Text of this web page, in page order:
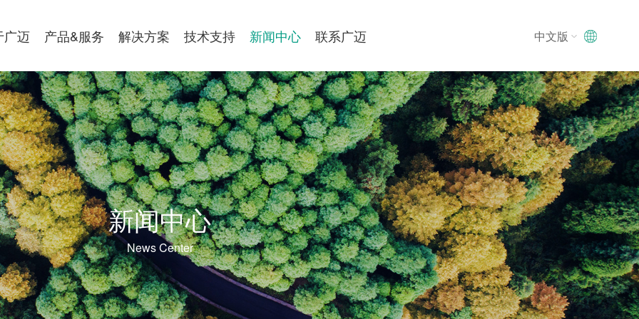
广迈 产品&服务 解决方案 技术支持 新闻中心 联系广迈 中文版
中文版
English
新闻中心
News Center